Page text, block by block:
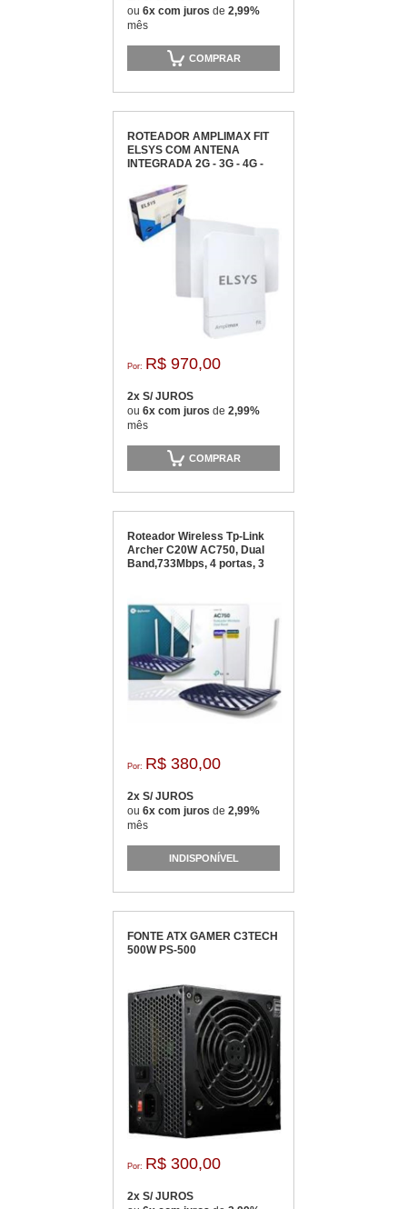
ou 6x com juros de 2,99%
mês
COMPRAR
ROTEADOR AMPLIMAX FIT
ELSYS COM ANTENA
INTEGRADA 2G - 3G - 4G -
Por: R$ 970,00
2x S/ JUROS
ou 6x com juros de 2,99%
mês
COMPRAR
Roteador Wireless Tp-Link
Archer C20W AC750, Dual
Band,733Mbps, 4 portas, 3
Por: R$ 380,00
2x S/ JUROS
ou 6x com juros de 2,99%
mês
INDISPONÍVEL
FONTE ATX GAMER C3TECH
500W PS-500
Por: R$ 300,00
2x S/ JUROS